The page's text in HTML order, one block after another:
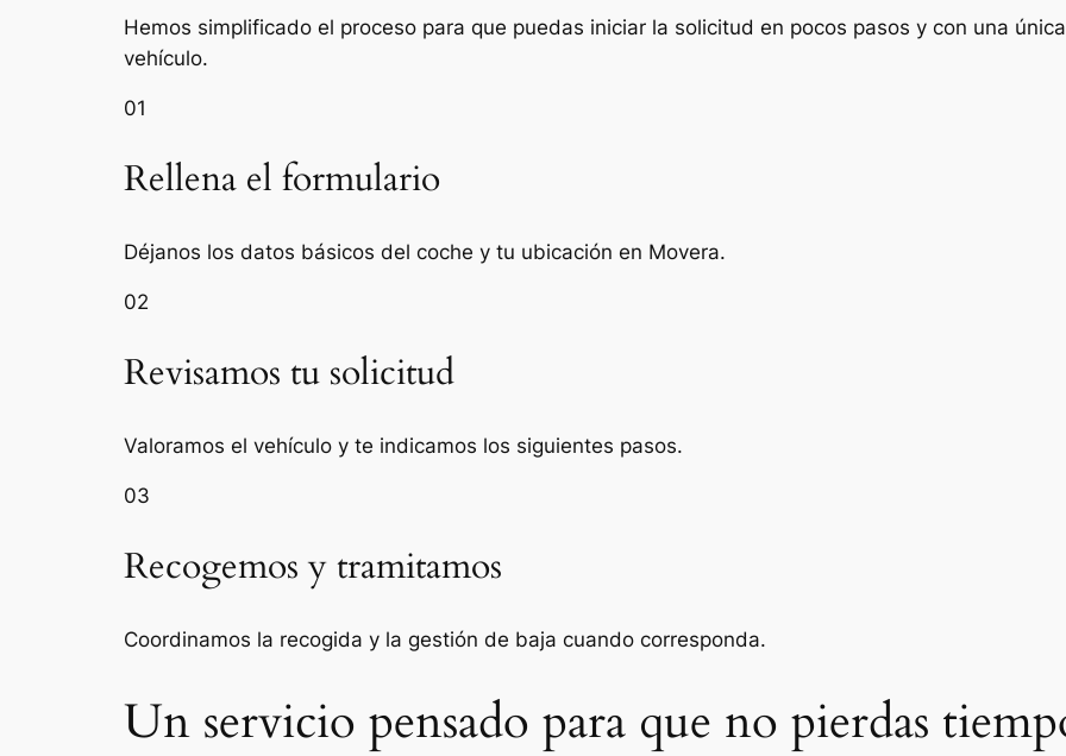
Hemos simplificado el proceso para que puedas iniciar la solicitud en pocos pasos y con una
vehículo.
01
Rellena el formulario
Déjanos los datos básicos del coche y tu ubicación en Movera.
02
Revisamos tu solicitud
Valoramos el vehículo y te indicamos los siguientes pasos.
03
Recogemos y tramitamos
Coordinamos la recogida y la gestión de baja cuando corresponda.
Un servicio pensado para que no pierdas